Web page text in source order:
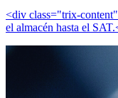
<div class="trix-
el almacén hasta el